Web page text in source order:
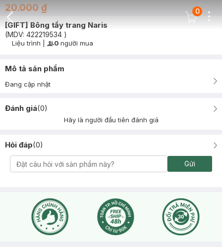
Back Icon
Cart Icon
0
20.000 ₫
[GIFT] Bông tẩy trang Naris
(MDV: 422219534 )
Timer Gray Icon
Liệu trình User Product Icon
0 người mua
Mô tả sản phẩm
Đang cập nhật
Đánh giá(0)
Hãy là người đầu tiên đánh giá
Hỏi đáp(0)
Gửi